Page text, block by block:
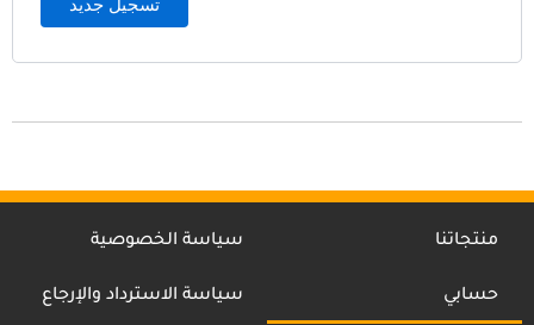
تسجيل جديد
منتجاتنا
حسابي
سياسة الخصوصية
سياسة الاسترداد والإرجاع